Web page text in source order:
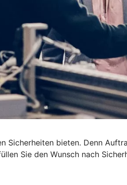
Sicherheiten bieten. Denn
Sie den Wunsch nach